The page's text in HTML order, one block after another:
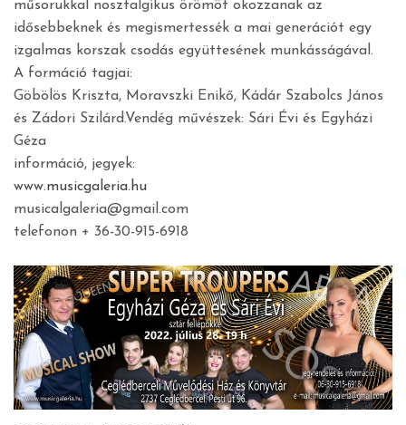
műsorukkal nosztalgikus örömöt okozzanak az
idősebbeknek és megismertessék a mai generációt egy
izgalmas korszak csodás együttesének munkásságával.
A formáció tagjai:
Göbölös Kriszta, Moravszki Enikő, Kádár Szabolcs János
és Zádori Szilárd.Vendég művészek: Sári Évi és Egyházi
Géza
információ, jegyek:
www.musicgaleria.hu
musicalgaleria@gmail.com
telefonon + 36-30-915-6918